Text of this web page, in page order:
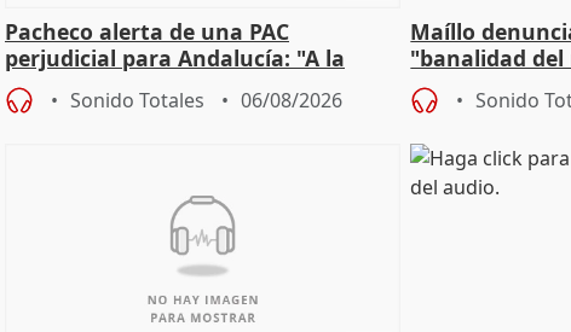
Pacheco alerta de una PAC
perjudicial para Andalucía: "A la
agricultura hay que protegerla"
Sonido Totales 06/08/2026
Maíllo
"banalidad del
asume todas
Sonido